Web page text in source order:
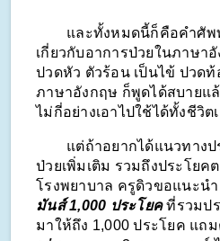
และทั้งหมดนี้ก็คือคำศัพท์
เกี่ยวกับอาการป่วยในภาษา
ปวดหัว ตัวร้อน เป็นไข้ ปวดท้
ภาษาอังกฤษ ก็พูดได้สบายแ
ไม่กี่อย่างเอาไปใช้ได้ทั้งชีวิต
แต่ถ้าอยากได้แนวทางปร
ป่วยเพิ่มเติม รวมถึงประโย
โรงพยาบาล ครูดิวขอแนะนำ
มันส์ 1,000 ประโยค ที่รวมป
มาให้ถึง 1,000 ประโยค แถ